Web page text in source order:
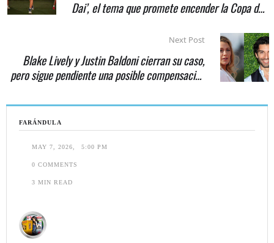
FARÁNDULA
MAY 7, 2026 5:00 PM
0 COMMENTS
3 MIN READ
Dai’, el tema que promete encender la Copa del
Next Post
Blake Lively y Justin Baldoni cierran su caso,
pero sigue pendiente una posible compensación